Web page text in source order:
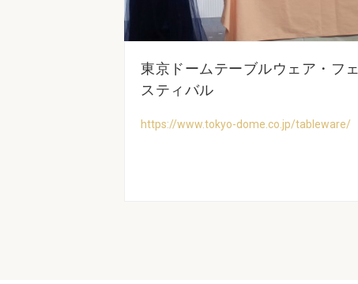
東京ドームテーブルウェア・フェ
スティバル
https://www.tokyo-dome.co.jp/tableware/